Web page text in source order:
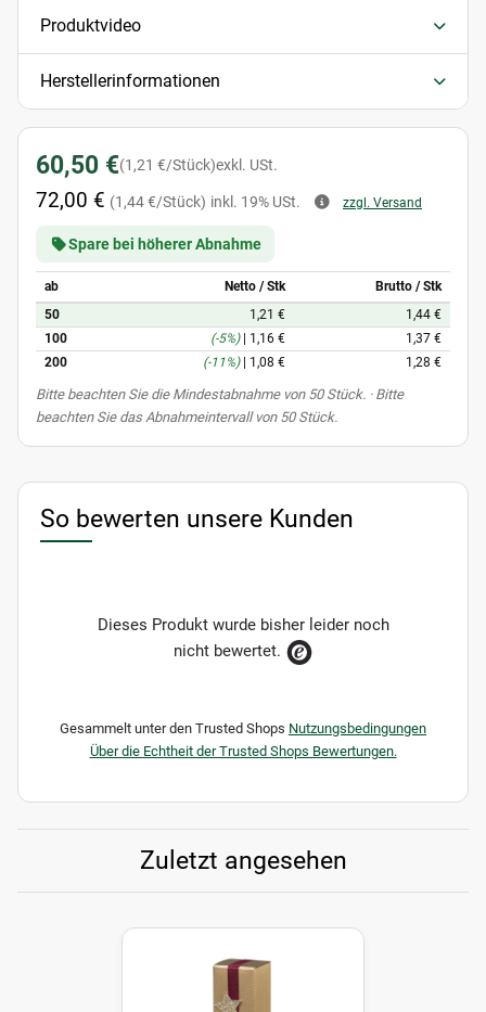
Produktvideo
Herstellerinformationen
60,50 €(1,21 €/Stück)exkl. USt.
72,00 € (1,44 €/Stück) inkl. 19% USt. zzgl. Versand
Spare bei höherer Abnahme
ab Netto / Stk
Brutto / Stk
50
1,21 €
1,44 €
100
(-5%) 1,16 €
1,37 €
200
(-11%) 1,08 € 1,28 €
xBitte beachten Sie die Mindestabnahme von 50 Stück. · Bitte
beachten Sie das Abnahmeintervall von 50 Stück.
So bewerten unsere Kunden
Dieses Produkt wurde bisher leider noch
nicht bewertet.
Gesammelt unter den Trusted Shops Nutzungsbedingungen
Über die Echtheit der Trusted Shops Bewertungen.
Zuletzt angesehen